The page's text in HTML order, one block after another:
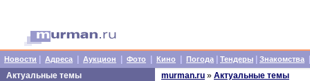
Новости Адреса Аукцион Фото Кино Погода Тендеры Знакомства
Актуальные темы
murman.ru » Актуальные темы